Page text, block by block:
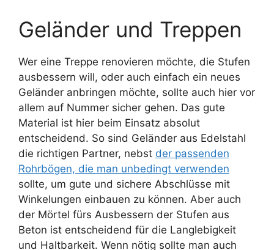
Geländer und Treppen
Wer eine Treppe renovieren möchte, die Stufen
ausbessern will, oder auch einfach ein neues
Geländer anbringen möchte, sollte auch hier vor
allem auf Nummer sicher gehen. Das gute
Material ist hier beim Einsatz absolut
entscheidend. So sind Geländer aus Edelstahl
die richtigen Partner, nebst der passenden
Rohrbögen, die man unbedingt verwenden
sollte, um gute und sichere Abschlüsse mit
Winkelungen einbauen zu können. Aber auch
der Mörtel fürs Ausbessern der Stufen aus
Beton ist entscheidend für die Langlebigkeit
und Haltbarkeit. Wenn nötig sollte man auch